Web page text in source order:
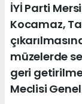
İYİ Parti
Kocamaz,
müzelerde
geri
Meclisi